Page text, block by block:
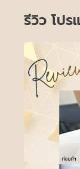
รีวิว โป